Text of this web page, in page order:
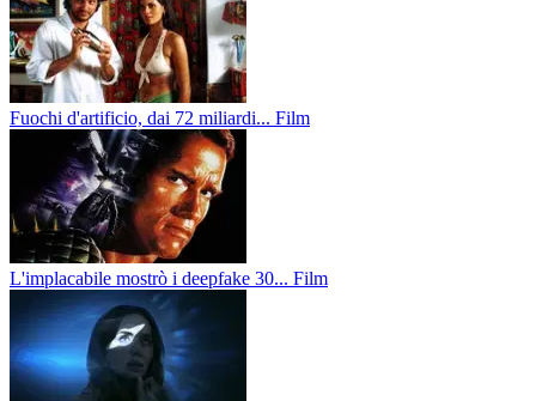
Fuochi d'artificio, dai 72 miliardi... Film
L'implacabile mostrò i deepfake 30... Film